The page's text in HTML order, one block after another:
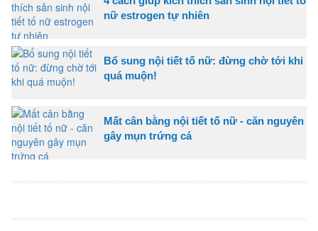
nữ estrogen tự nhiên
Bổ sung nội tiết tố nữ: đừng chờ tới khi
quá muộn!
Mất cân bằng nội tiết tố nữ - căn nguyên
gây mụn trứng cá